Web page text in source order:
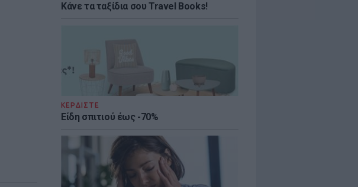
Κάνε τα ταξίδια σου Travel Books!
ΚΕΡΔΙΣΤΕ
Είδη σπιτιού έως -70%